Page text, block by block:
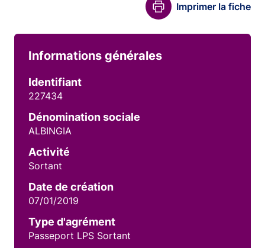
Imprimer la fiche
Informations générales
Identifiant
227434
Dénomination sociale
ALBINGIA
Activité
Sortant
Date de création
07/01/2019
Type d'agrément
Passeport LPS Sortant